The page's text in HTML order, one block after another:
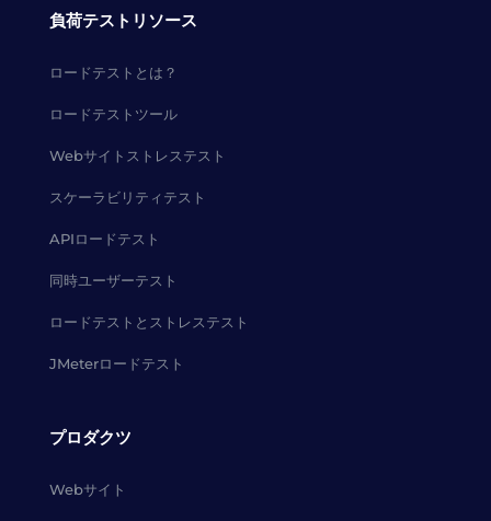
負荷テストリソース
ロードテストとは？
ロードテストツール
Webサイトストレステスト
スケーラビリティテスト
APIロードテスト
同時ユーザーテスト
ロードテストとストレステスト
JMeterロードテスト
プロダクツ
Webサイト